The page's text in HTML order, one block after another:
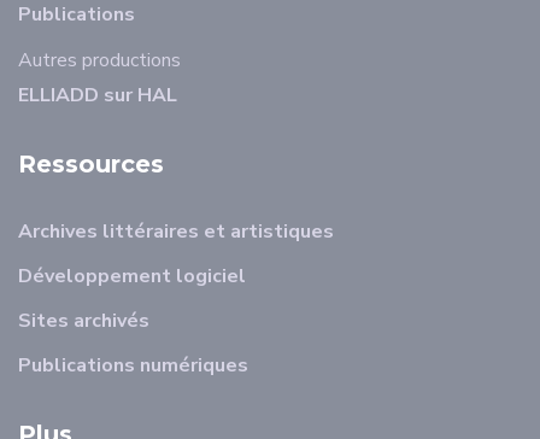
Publications
Autres productions
ELLIADD sur HAL
Ressources
Archives littéraires et artistiques
Développement logiciel
Sites archivés
Publications numériques